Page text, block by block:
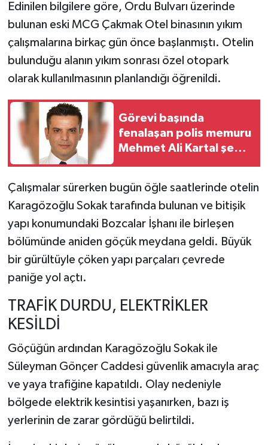
Edinilen bilgilere göre, Ordu Bulvarı üzerinde
bulunan eski MCG Çakmak Otel binasının yıkım
çalışmalarına birkaç gün önce başlanmıştı. Otelin
bulunduğu alanın yıkım sonrası özel otopark
olarak kullanılmasının planlandığı öğrenildi.
Görevi başında
fenalaşan polis memuru
Mehmet Ali Kartal şehit
uğurlanacak
Çalışmalar sürerken bugün öğle saatlerinde otelin
Karagözoğlu Sokak tarafında bulunan ve bitişik
yapı konumundaki Bozcalar İşhanı ile birleşen
bölümünde aniden göçük meydana geldi. Büyük
bir gürültüyle çöken yapı parçaları çevrede
paniğe yol açtı.
TRAFİK DURDU, ELEKTRİKLER
KESİLDİ
Göçüğün ardından Karagözoğlu Sokak ile
Süleyman Gönçer Caddesi güvenlik amacıyla araç
ve yaya trafiğine kapatıldı. Olay nedeniyle
bölgede elektrik kesintisi yaşanırken, bazı iş
yerlerinin de zarar gördüğü belirtildi.